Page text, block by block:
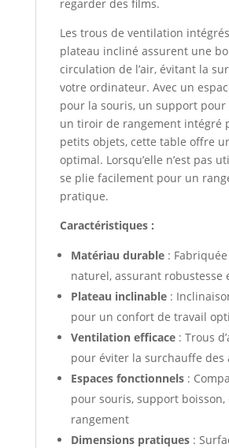
regarder des films.
Les trous de ventilation
plateau incliné assurent une
circulation de l’air, évitant la
votre ordinateur. Avec un
pour la souris, un support pour
un tiroir de rangement intégré
petits objets, cette table offre
optimal. Lorsqu’elle n’est pas
se plie facilement pour un
pratique.
Caractéristiques :
Matériau durable:
naturel, assurant robustesse
Plateau inclinable:
pour un confort de travail
Ventilation efficace: Trous
pour éviter la surchauffe des
Espaces fonctionnels:
pour souris, support
rangement
Dimensions pratiques: